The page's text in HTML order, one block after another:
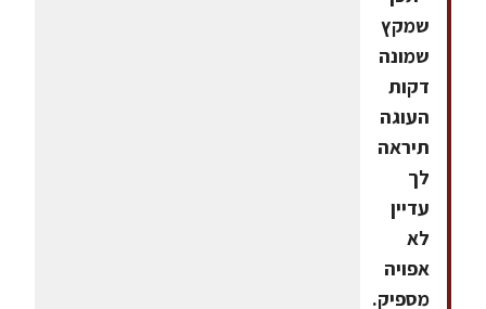
שמקץ
שמונה
דקות
העוגה
תיראה
לך
עדיין
לא
אפויה
מספיק.